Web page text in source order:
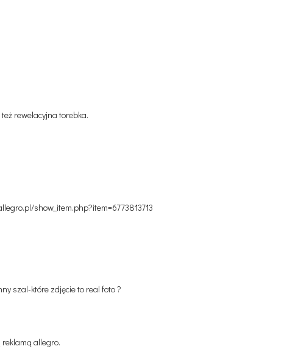
rewelacyjna torebka.
show_item.php?item=6773813713
szal-które zdjęcie to real foto ?
allegro.